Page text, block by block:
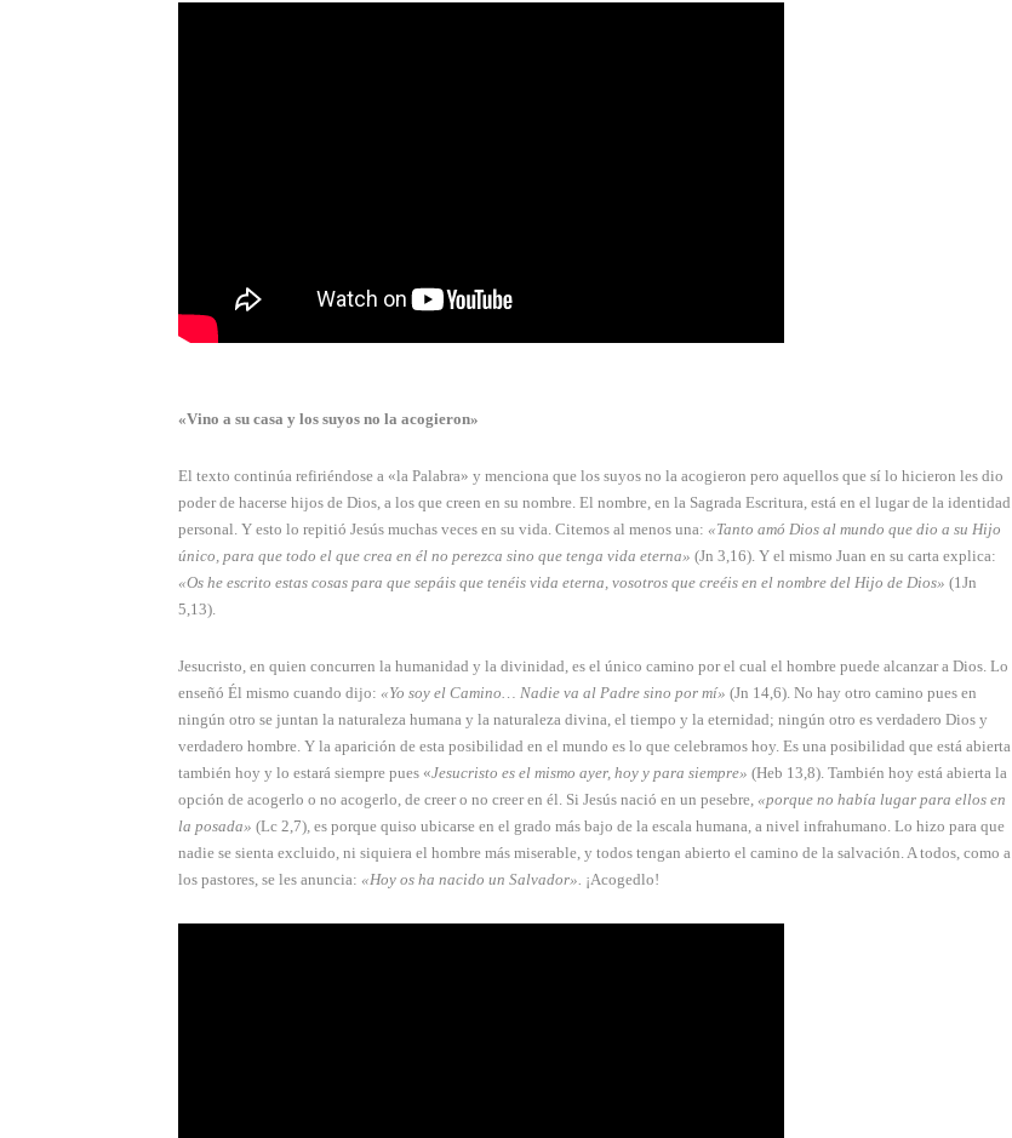
«Vino a su casa y los suyos no la acogieron»
El texto continúa refiriéndose a «la Palabra» y menciona que los suyos no la acogieron pero aquellos que sí lo hicieron les dio
poder de hacerse hijos de Dios, a los que creen en su nombre. El nombre, en la Sagrada Escritura, está en el lugar de la identidad
personal. Y esto lo repitió Jesús muchas veces en su vida. Citemos al menos una: «Tanto amó Dios al mundo que dio a su Hijo
único, para que todo el que crea en él no perezca sino que tenga vida eterna» (Jn 3,16). Y el mismo Juan en su carta explica:
«Os he escrito estas cosas para que sepáis que tenéis vida eterna, vosotros que creéis en el nombre del Hijo de Dios» (1Jn
5,13).
Jesucristo, en quien concurren la humanidad y la divinidad, es el único camino por el cual el hombre puede alcan­zar a Dios. Lo
enseñó Él mismo cuando dijo: «Yo soy el Camino… Nadie va al Padre sino por mí» (Jn 14,6). No hay otro camino pues en
ningún otro se juntan la naturaleza humana y la natura­leza divina, el tiempo y la eternidad; ningún otro es verdadero Dios y
verdadero hombre. Y la aparición de esta posibilidad en el mundo es lo que celebra­mos hoy. Es una posibilidad que está abierta
también hoy y lo estará siempre pues «Jesucristo es el mismo ayer, hoy y para siempre» (Heb 13,8). También hoy está abier­ta la
opción de acogerlo o no acogerlo, de creer o no creer en él. Si Jesús nació en un pesebre, «porque no había lugar para ellos en
la posada» (Lc 2,7), es porque quiso ubicarse en el grado más bajo de la escala humana, a nivel infrahuma­no. Lo hizo para que
nadie se sienta excluido, ni siquiera el hombre más miserable, y todos tengan abierto el camino de la salvación. A todos, como a
los pastores, se les anuncia: «Hoy os ha nacido un Salvador». ¡Acogedlo!